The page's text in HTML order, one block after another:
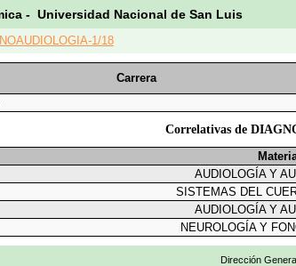
- Universidad Nacional de San Luis
1/18
Carrera
Correlativas de
AUDIOLOGÍA Y
SISTEMAS DEL
AUDIOLOGÍA Y
NEUROLOGÍA Y
Dirección